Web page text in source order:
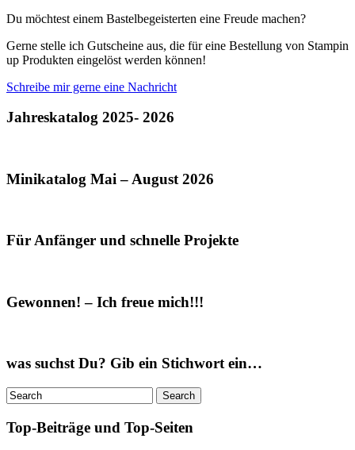
Du möchtest einem Bastelbegeisterten eine Freude machen?
Gerne stelle ich Gutscheine aus, die für eine Bestellung von Stampin
up Produkten eingelöst werden können!
Schreibe mir gerne eine Nachricht
Jahreskatalog 2025- 2026
Minikatalog Mai – August 2026
Für Anfänger und schnelle Projekte
Gewonnen! – Ich freue mich!!!
was suchst Du? Gib ein Stichwort ein…
Top-Beiträge und Top-Seiten